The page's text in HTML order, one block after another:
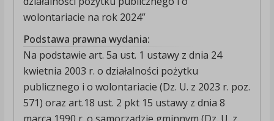
wolontariacie na rok 2024”
Podstawa prawna wydania:
Na podstawie art. 5a ust. 1 ustawy z dnia 24
kwietnia 2003 r. o działalności pożytku
publicznego i o wolontariacie (Dz. U. z 2023 r. poz.
571) oraz art.18 ust. 2 pkt 15 ustawy z dnia 8